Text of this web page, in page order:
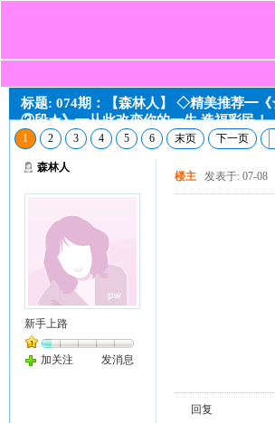
标题: 074期：【森林人】 ◇精美推
③段★》━从此改变你的一生,造福彩民！
1 2 3 4 5 6 末页 下一页
森林人
新手上路
加关注 发消息
楼主 发表于: 07-08
回复